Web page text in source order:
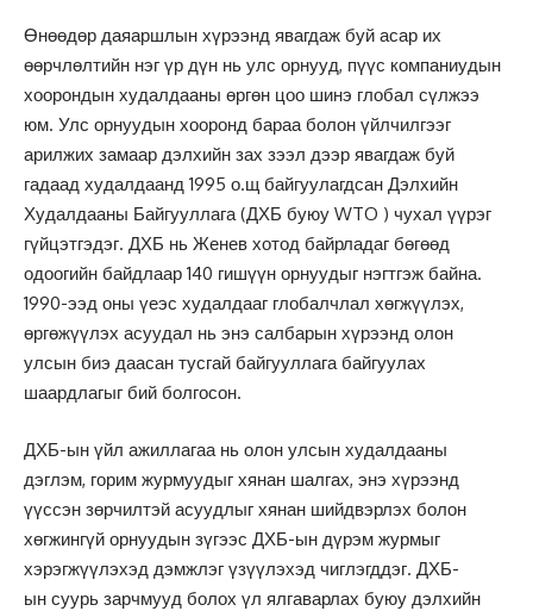
Өнөөдөр даяаршлын хүрээнд явагдаж буй асар их
өөрчлөлтийн нэг үр дүн нь улс орнууд, пүүс компаниудын
хоорондын худалдааны өргөн цоо шинэ глобал сүлжээ
юм. Улс орнуудын хооронд бараа болон үйлчилгээг
арилжих замаар дэлхийн зах зээл дээр явагдаж буй
гадаад худалдаанд 1995 о.щ байгуулагдсан Дэлхийн
Худалдааны Байгууллага (ДХБ буюу WTO ) чухал үүрэг
гүйцэтгэдэг. ДХБ нь Женев хотод байрладаг бөгөөд
одоогийн байдлаар 140 гишүүн орнуудыг нэгтгэж байна.
1990-ээд оны үеэс худалдааг глобалчлал хөгжүүлэх,
өргөжүүлэх асуудал нь энэ салбарын хүрээнд олон
улсын биэ даасан тусгай байгууллага байгуулах
шаардлагыг бий болгосон.
ДХБ-ын үйл ажиллагаа нь олон улсын худалдааны
дэглэм, горим журмуудыг хянан шалгах, энэ хүрээнд
үүссэн зөрчилтэй асуудлыг хянан шийдвэрлэх болон
хөгжингүй орнуудын зүгээс ДХБ-ын дүрэм журмыг
хэрэгжүүлэхэд дэмжлэг үзүүлэхэд чиглэгддэг. ДХБ-
ын суурь зарчмууд болох үл ялгаварлах буюу дэлхийн